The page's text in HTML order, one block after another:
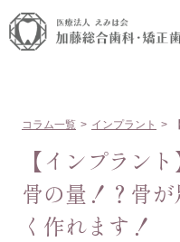
コラム一覧 インプラント
【インプラン
骨の量！？骨
く作れます！